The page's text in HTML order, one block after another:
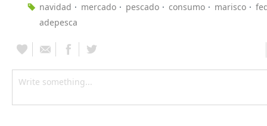
navidad mercado pescado consumo marisco
adepesca